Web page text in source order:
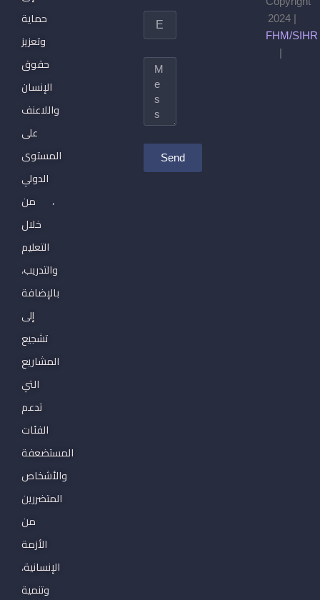
حماية
وتعزيز
حقوق
الإنسان
واللاعنف
على
المستوى
الدولي
، من
خلال
التعليم
والتدريب،
بالإضافة
إلى
تشجيع
المشاريع
التي
تدعم
الفئات
المستضعفة
والأشخاص
المتضررين
من
الأزمة
الإنسانية،
وتنمية
Message
Send
2024 |
FHM/SIHR